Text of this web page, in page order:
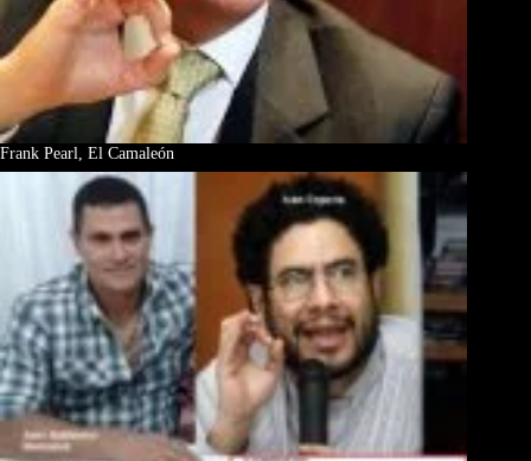
Frank Pearl, El Camaleón